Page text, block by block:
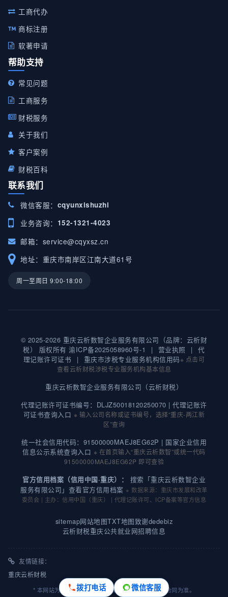
工商代办
商标注册
软著申请
帮助支持
常见问题
工商服务
财税服务
关于我们
客户案例
财税百科
联系我们
微信客服： cqyunxishuzhi
业务咨询： 152-1321-4023
邮箱： service@cqyxsz.cn
地址：重庆市南岸区江南大道61号
周一至周日 9:00-18:00
© 2025-2026 重庆云析数智企业服务有限公司（品牌：云析财
税） 版权所有渝ICP备2025058960号-1 | 营业执照 |
代
理记账许可证书
| 重庆市涉税专业服务机构信用码※ 点击可
查看云析财税涉税专业服务机构基本信息
重庆云析数智企业服务有限公司（云析财税）
代理记账许可证书编号：DLJZ50018120250070 |代理记账许
可证书查询入口 ※ 输入公司名称或证书编号，选择“重庆-两江新
区”查询
统一社会信用代码：91500000MAEJ8EG62P | 国家企业信用
信息公示系统查询入口 ※ 在首页输入“重庆云析数智”或统一代码
91500000MAEJ8EG62P 即可查验
官方信用档案（信用中国·重庆）：
搜索「重庆云析数智企业
服务有限公司」查看官方信用档案※ 数据来源：重庆市发展和改革
委员会 | 主办：信用中国（重庆） | 代理记账许可、ICP备案等官方信息
sitemap网站地图TXT地图致谢dedebiz
云析财税重庆公共就业网招聘信息
友情链接：
重庆云析财税
* 本网站为用户提供专业财税咨询，具体业务流程以合同为准。
拨打电话 微信客服